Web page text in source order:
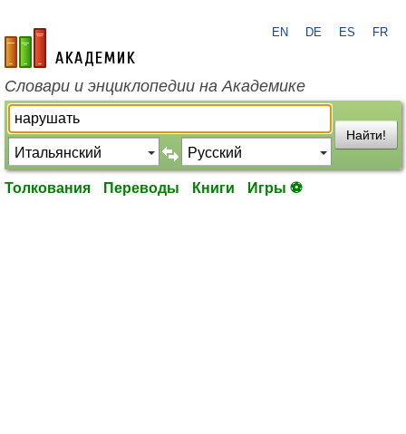
academic.ru
EN DE ES FR
Словари и энциклопедии на Академике
Найти!
Толкования Переводы Книги Игры ⚽